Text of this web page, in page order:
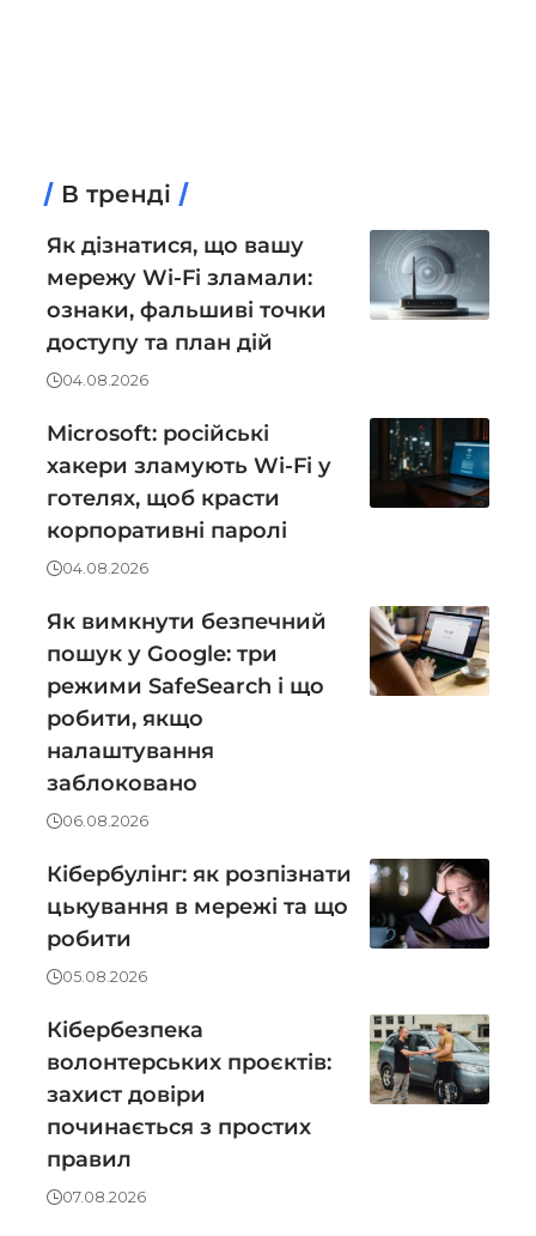
В тренді
Як дізнатися, що вашу
мережу Wi-Fi зламали:
ознаки, фальшиві точки
доступу та план дій
04.08.2026
Microsoft: російські
хакери зламують Wi-Fi у
готелях, щоб красти
корпоративні паролі
04.08.2026
Як вимкнути безпечний
пошук у Google: три
режими SafeSearch і що
робити, якщо
налаштування
заблоковано
06.08.2026
Кібербулінг: як розпізнати
цькування в мережі та що
робити
05.08.2026
Кібербезпека
волонтерських проєктів:
захист довіри
починається з простих
правил
07.08.2026